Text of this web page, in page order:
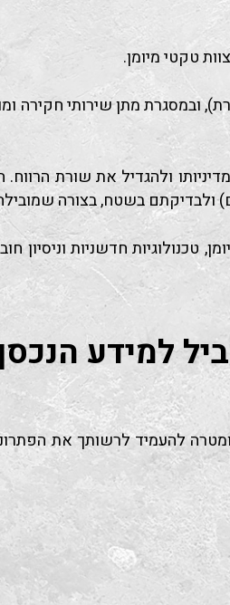
טקטי מיומן.
מתן שירותי חקירה
ולהגדיל את שורת
ולבדיקתם בשטח, בצורה
חדשניות וניסיון
למידע
להעמיד לרשותך את